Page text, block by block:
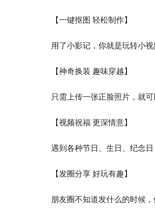
【一键抠图 轻松制作】
用了小影记，你就是玩转小
【神奇换装 趣味穿越】
只需上传一张正脸照片，就
【视频祝福 更深情意】
遇到各种节日、生日、纪念
【发圈分享 好玩有趣】
朋友圈不知道发什么的时候